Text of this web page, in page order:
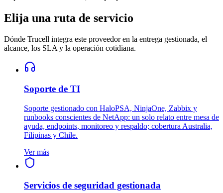
Elija una ruta de servicio
Dónde Trucell integra este proveedor en la entrega gestionada, el
alcance, los SLA y la operación cotidiana.
Soporte de TI
Soporte gestionado con HaloPSA, NinjaOne, Zabbix y
runbooks conscientes de NetApp: un solo relato entre mesa de
ayuda, endpoints, monitoreo y respaldo; cobertura Australia,
Filipinas y Chile.
Ver más
Servicios de seguridad gestionada